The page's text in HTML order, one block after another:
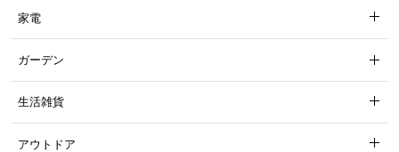
家電
ガーデン
生活雑貨
アウトドア